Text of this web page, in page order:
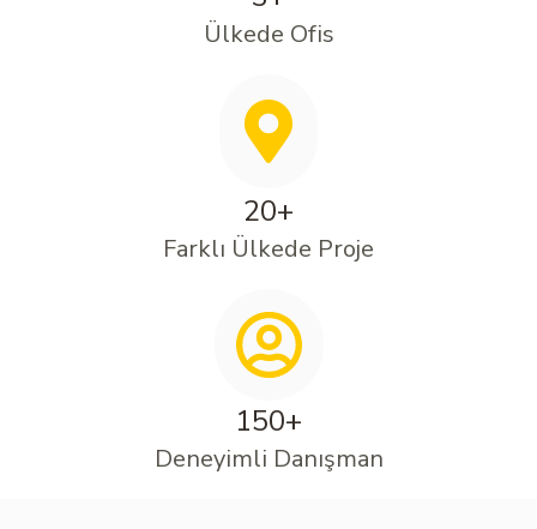
Ülkede Ofis
20+
Farklı Ülkede Proje
150+
Deneyimli Danışman